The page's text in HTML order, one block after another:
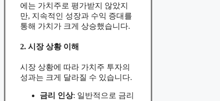
에는 가치주로 평가받지 않았지
만, 지속적인 성장과 수익 증대를
통해 가치가 크게 상승했습니다.
2. 시장 상황 이해
시장 상황에 따라 가치주 투자의
성과는 크게 달라질 수 있습니다.
금리 인상: 일반적으로 금리